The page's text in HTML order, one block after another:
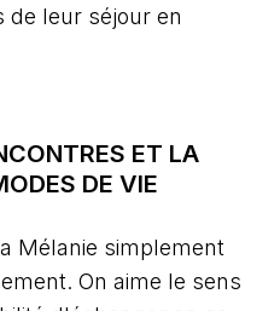
de leur séjour en
ET LA
DE VIE
Mélanie simplement
On aime le sens